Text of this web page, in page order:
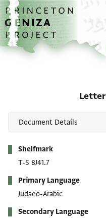
Skip to main content
home
Letter
Shelfmark
T-S 8J41.7
Primary Language
Judaeo-Arabic
Secondary Language